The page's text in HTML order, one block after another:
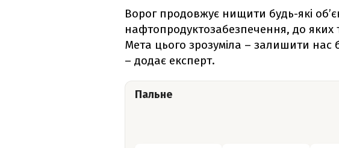
Ворог продовжує нищити будь-які
нафтопродуктозабезпечення, до яких
Мета цього зрозуміла – залишити нас
– додає експерт.
Пальне